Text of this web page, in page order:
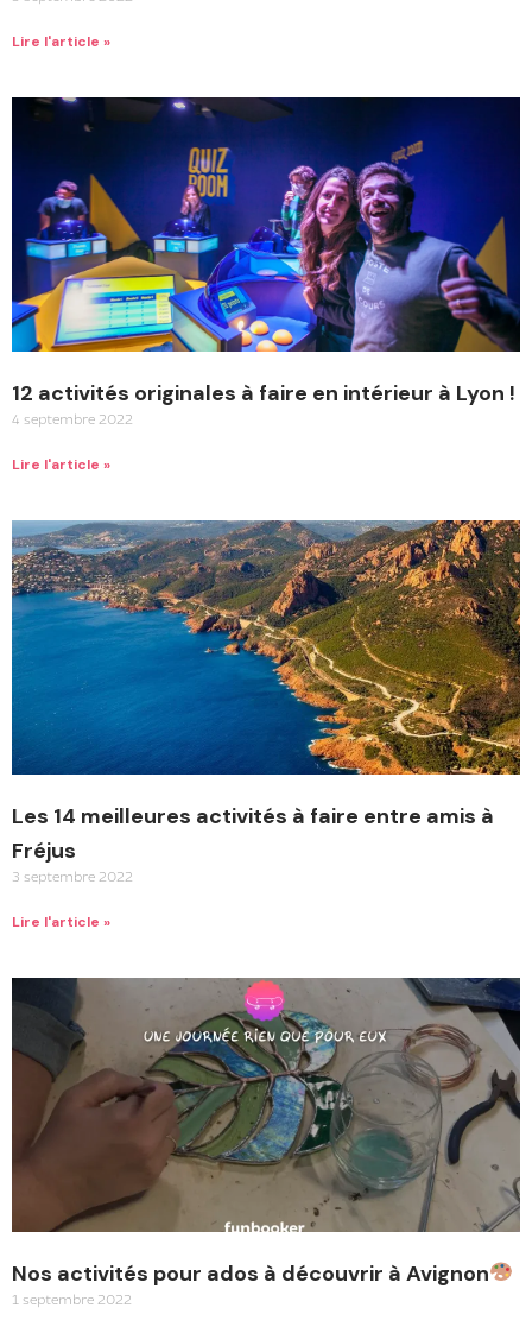
Lire l'article »
12 activités originales à faire en intérieur à Lyon !
4 septembre 2022
Lire l'article »
Les 14 meilleures activités à faire entre amis à
Fréjus
3 septembre 2022
Lire l'article »
Nos activités pour ados à découvrir à Avignon
1 septembre 2022